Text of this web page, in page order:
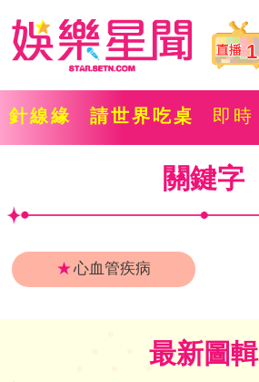
1
針線緣 請世界吃桌 即時
關鍵字
★心血管疾病
最新圖輯